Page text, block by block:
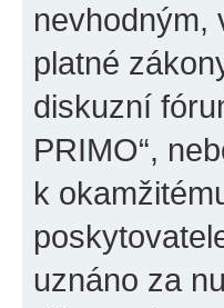
nevhodným,
platné
diskuzní
PRIMO“,
k
uznáno za